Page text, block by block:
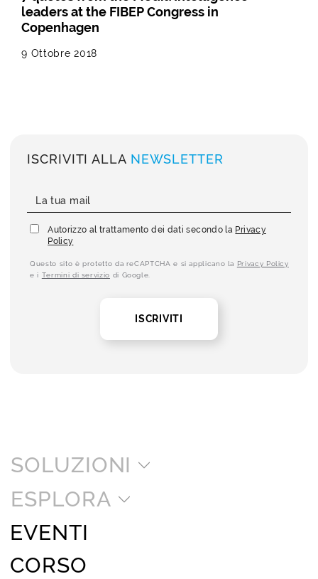
leaders at the FIBEP Congress in
Copenhagen
9 Ottobre 2018
ISCRIVITI ALLA NEWSLETTER
Autorizzo al trattamento dei dati secondo la Privacy
Policy
Questo sito è protetto da reCAPTCHA e si applicano la Privacy Policy
e i Termini di servizio di Google.
ISCRIVITI
SOLUZIONI
ESPLORA
EVENTI
CORSO